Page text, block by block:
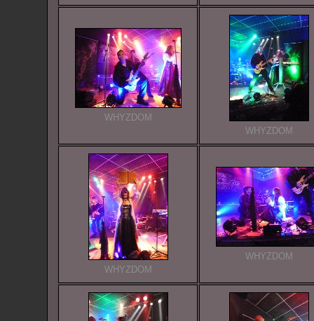
WHYZDOM
WHYZDOM
WHYZDOM
WHYZDOM